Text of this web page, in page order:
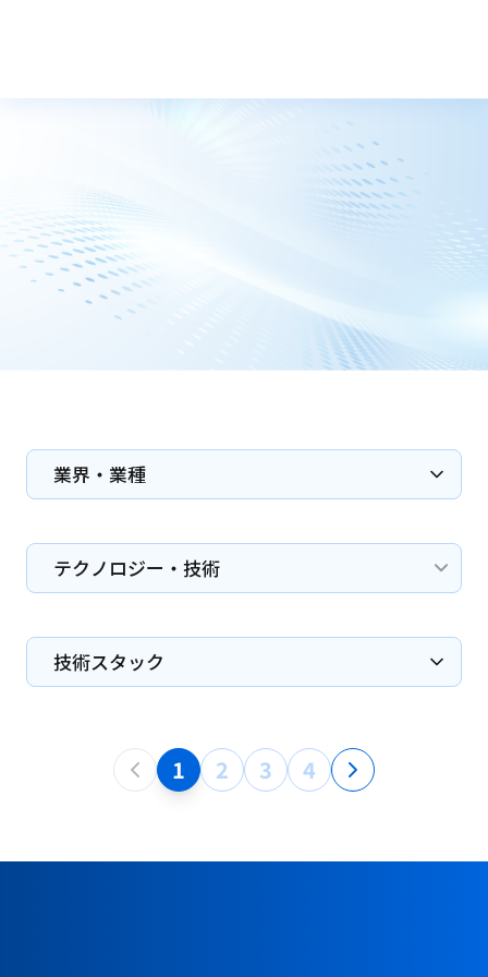
トップ
業界・業種
テクノロジー・技術
技術スタック
1 2 3 4